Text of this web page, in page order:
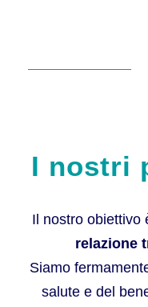
I nostri
Il nostro obiettivo
relazione
Siamo
salute e del